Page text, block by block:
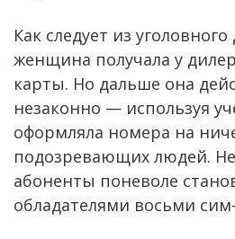
Как следует из
женщина получала у
карты. Но дальше она
незаконно — используя
оформляла номера на
подозревающих людей.
абоненты поневоле
обладателями восьми